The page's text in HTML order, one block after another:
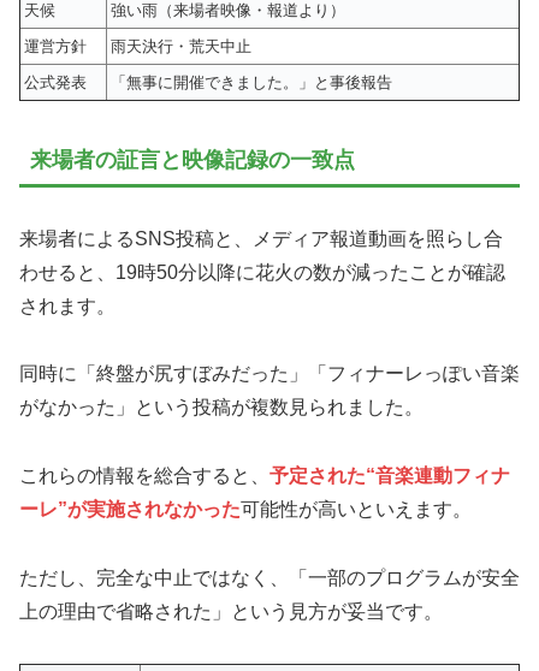
天候
強い雨（来場者映像・報道より）
運営方針
雨天決行・荒天中止
公式発表
「無事に開催できました。」と事後報告
来場者の証言と映像記録の一致点
来場者によるSNS投稿と、メディア報道動画を照らし合
わせると、19時50分以降に花火の数が減ったことが確認
されます。
同時に「終盤が尻すぼみだった」「フィナーレっぽい音楽
がなかった」という投稿が複数見られました。
これらの情報を総合すると、 予定された“音楽連動フィナ
ーレ”が実施されなかった可能性が高いといえます。
ただし、完全な中止ではなく、「一部のプログラムが安全
上の理由で省略された」という見方が妥当です。